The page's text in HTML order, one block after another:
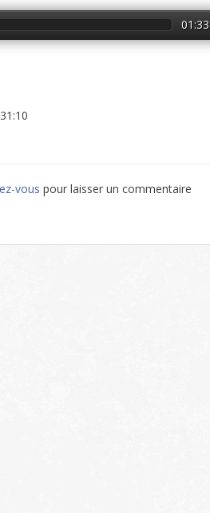
01:33
vous pour laisser un commentaire